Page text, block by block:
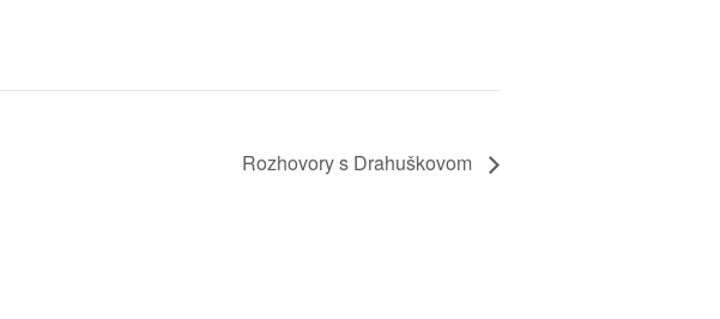
Rozhovory s Drahuškovom